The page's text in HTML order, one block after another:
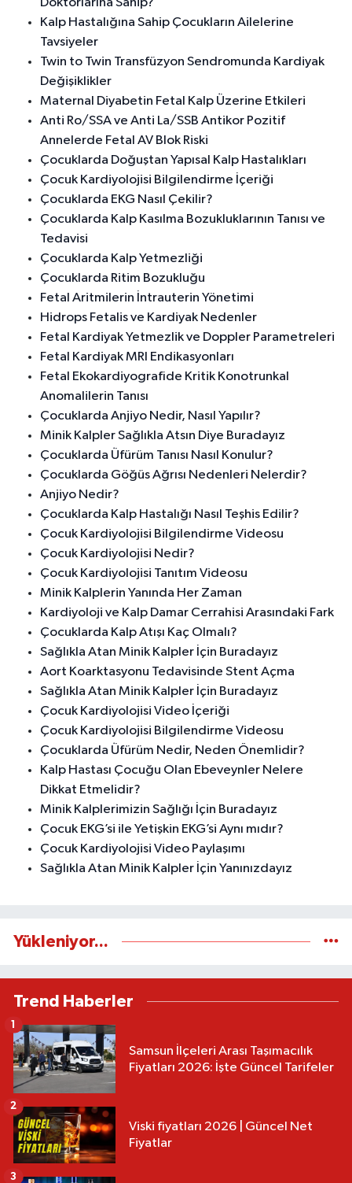
Doktorlarına Sahip?
Kalp Hastalığına Sahip Çocukların Ailelerine
Tavsiyeler
Twin to Twin Transfüzyon Sendromunda Kardiyak
Değişiklikler
Maternal Diyabetin Fetal Kalp Üzerine Etkileri
Anti Ro/SSA ve Anti La/SSB Antikor Pozitif
Annelerde Fetal AV Blok Riski
Çocuklarda Doğuştan Yapısal Kalp Hastalıkları
Çocuk Kardiyolojisi Bilgilendirme İçeriği
Çocuklarda EKG Nasıl Çekilir?
Çocuklarda Kalp Kasılma Bozukluklarının Tanısı ve
Tedavisi
Çocuklarda Kalp Yetmezliği
Çocuklarda Ritim Bozukluğu
Fetal Aritmilerin İntrauterin Yönetimi
Hidrops Fetalis ve Kardiyak Nedenler
Fetal Kardiyak Yetmezlik ve Doppler Parametreleri
Fetal Kardiyak MRI Endikasyonları
Fetal Ekokardiyografide Kritik Konotrunkal
Anomalilerin Tanısı
Çocuklarda Anjiyo Nedir, Nasıl Yapılır?
Minik Kalpler Sağlıkla Atsın Diye Buradayız
Çocuklarda Üfürüm Tanısı Nasıl Konulur?
Çocuklarda Göğüs Ağrısı Nedenleri Nelerdir?
Anjiyo Nedir?
Çocuklarda Kalp Hastalığı Nasıl Teşhis Edilir?
Çocuk Kardiyolojisi Bilgilendirme Videosu
Çocuk Kardiyolojisi Nedir?
Çocuk Kardiyolojisi Tanıtım Videosu
Minik Kalplerin Yanında Her Zaman
Kardiyoloji ve Kalp Damar Cerrahisi Arasındaki Fark
Çocuklarda Kalp Atışı Kaç Olmalı?
Sağlıkla Atan Minik Kalpler İçin Buradayız
Aort Koarktasyonu Tedavisinde Stent Açma
Sağlıkla Atan Minik Kalpler İçin Buradayız
Çocuk Kardiyolojisi Video İçeriği
Çocuk Kardiyolojisi Bilgilendirme Videosu
Çocuklarda Üfürüm Nedir, Neden Önemlidir?
Kalp Hastası Çocuğu Olan Ebeveynler Nelere
Dikkat Etmelidir?
Minik Kalplerimizin Sağlığı İçin Buradayız
Çocuk EKG’si ile Yetişkin EKG’si Aynı mıdır?
Çocuk Kardiyolojisi Video Paylaşımı
Sağlıkla Atan Minik Kalpler İçin Yanınızdayız
Yükleniyor...
Trend Haberler
Samsun İlçeleri Arası Taşımacılık
Fiyatları 2026: İşte Güncel Tarifeler
1
Viski fiyatları 2026 | Güncel Net
Fiyatlar
2
3